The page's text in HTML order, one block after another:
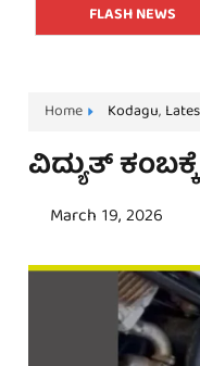
FLASH NEWS
Home Kodagu,
ವಿದ್ಯುತ್‌
March 19, 2026